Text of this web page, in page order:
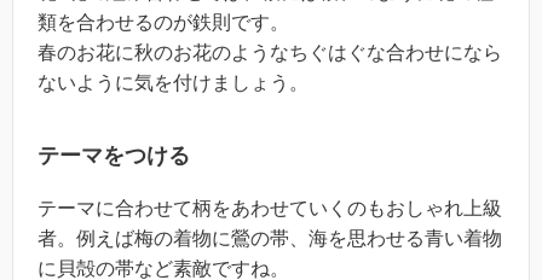
類を合わせるのが鉄則です。
春のお花に秋のお花のようなちぐはぐな合わせになら
ないように気を付けましょう。
テーマをつける
テーマに合わせて柄をあわせていくのもおしゃれ上級
者。例えば梅の着物に鶯の帯、海を思わせる青い着物
に貝殻の帯など素敵ですね。